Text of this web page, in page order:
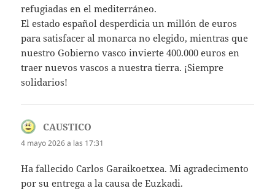
refugiadas en el mediterráneo.
El estado español desperdicia un millón de euros
para satisfacer al monarca no elegido, mientras que
nuestro Gobierno vasco invierte 400.000 euros en
traer nuevos vascos a nuestra tierra. ¡Siempre
solidarios!
CAUSTICO
4 mayo 2026 a las 17:31
Ha fallecido Carlos Garaikoetxea. Mi agradecimento
por su entrega a la causa de Euzkadi.